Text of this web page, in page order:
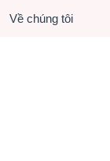
Về chúng tôi